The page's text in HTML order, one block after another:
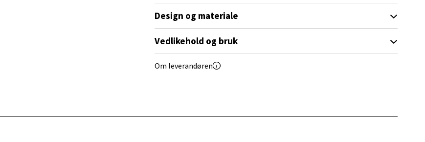
Design og materiale
Vedlikehold og bruk
Om leverandøren